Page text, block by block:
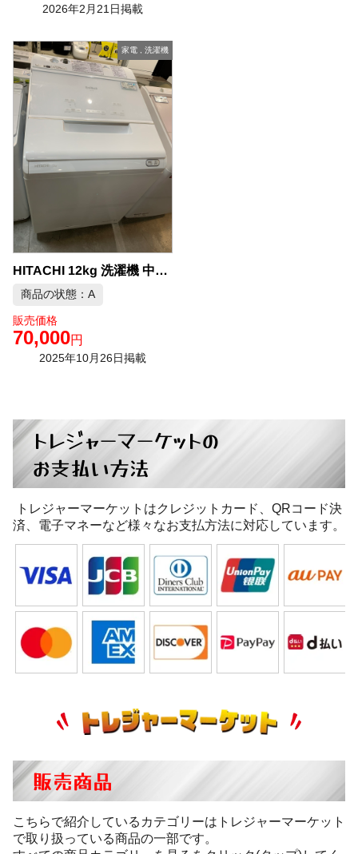
2026年2月21日掲載
家電, 洗濯機
HITACHI 12kg 洗濯機 中古品販売
商品の状態：A
販売価格
70,000円
2025年10月26日掲載
トレジャーマーケットの
お支払い方法
トレジャーマーケットはクレジットカード、QRコード決
済、電子マネーなど様々なお支払方法に対応しています。
販売商品
こちらで紹介しているカテゴリーはトレジャーマーケット
で取り扱っている商品の一部です。